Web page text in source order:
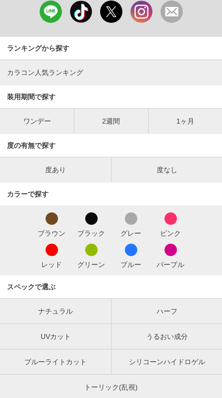
ランキングから探す
カラコン人気ランキング
装用期間で探す
ワンデー 2週間 1ヶ月
度の有無で探す
度あり 度なし
カラーで探す
ブラウン ブラック グレー ピンク
レッド グリーン ブルー パープル
スペックで選ぶ
ナチュラル ハーフ
UVカット うるおい成分
ブルーライトカット シリコーンハイドロゲル
トーリック(乱視)